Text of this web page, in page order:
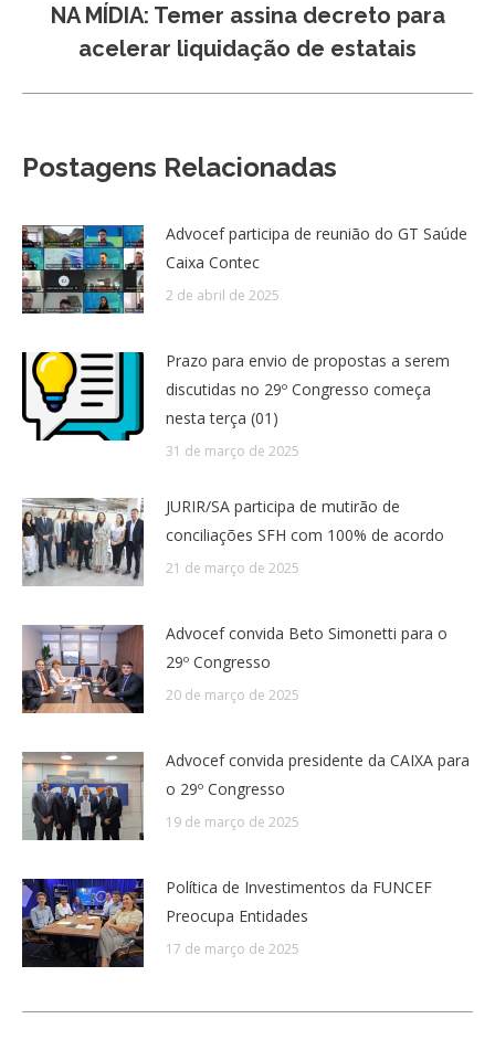
Próximo
post:
NA MÍDIA: Temer assina decreto para
acelerar liquidação de estatais
Postagens Relacionadas
Advocef participa de reunião do GT Saúde
Caixa Contec
2 de abril de 2025
Prazo para envio de propostas a serem
discutidas no 29º Congresso começa
nesta terça (01)
31 de março de 2025
JURIR/SA participa de mutirão de
conciliações SFH com 100% de acordo
21 de março de 2025
Advocef convida Beto Simonetti para o
29º Congresso
20 de março de 2025
Advocef convida presidente da CAIXA para
o 29º Congresso
19 de março de 2025
Política de Investimentos da FUNCEF
Preocupa Entidades
17 de março de 2025